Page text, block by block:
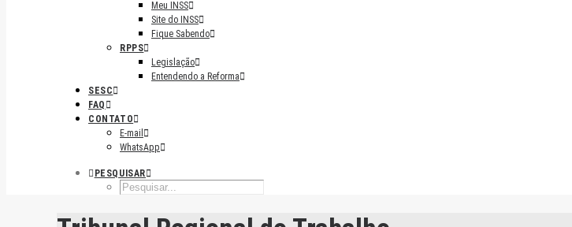
Meu INSS
Site do INSS
Fique Sabendo
RPPS
Legislação
Entendendo a Reforma
SESC
FAQ
CONTATO
E-mail
WhatsApp
PESQUISAR